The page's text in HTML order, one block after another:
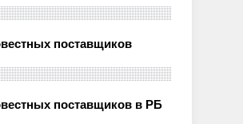
поставщиков
поставщиков в РБ